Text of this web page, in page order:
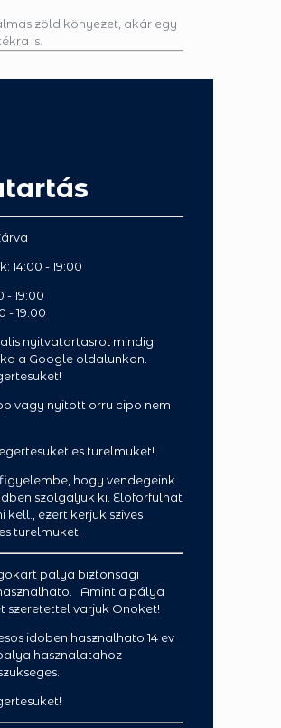
zöld könyezet, akár egy
is.
14:00 - 19:00
- 19:00
- 19:00
nyitvatartasrol mindig
a a Google oldalunkon.
vagy nyitott orru cipo nem
es turelmuket!
hogy vendegeink
szolgaljuk ki. Eloforfulhat
kell., ezert kerjuk szives
turelmuket.
palya biztonsagi
Amint a pálya
szeretettel varjuk Onoket!
idoben hasznalhato 14 ev
hasznalatahoz